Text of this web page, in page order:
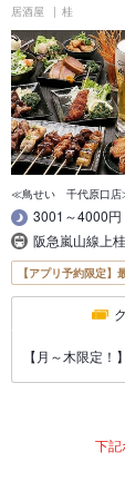
居酒屋 桂
≪鳥せい 千代原口
3001～4000円
阪急嵐山線上
【アプリ予約限定
【月～木限定
下記